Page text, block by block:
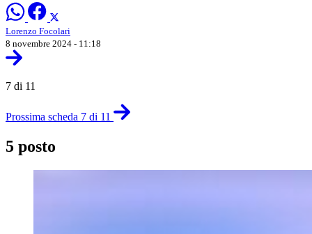
Lorenzo Focolari
8 novembre 2024 - 11:18
7 di 11
Prossima scheda 7 di 11
5 posto